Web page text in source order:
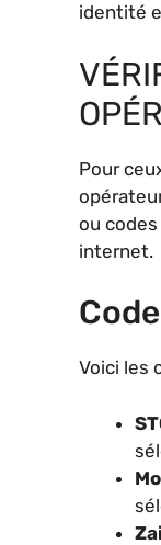
identité
Pour
ou
internet.
Voici les